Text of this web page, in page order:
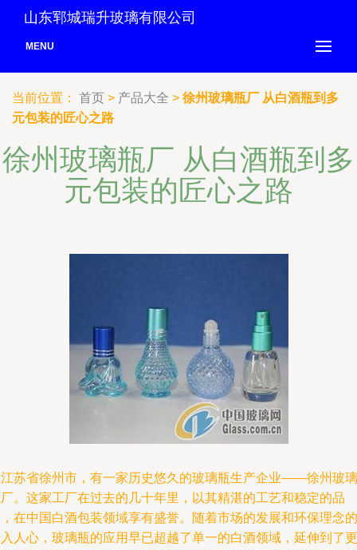
山东郓城瑞升玻璃有限公司
MENU
当前位置： 首页 > 产品大全 > 徐州玻璃瓶厂 从白酒瓶到多
元包装的匠心之路
徐州玻璃瓶厂 从白酒瓶到多
元包装的匠心之路
苏省徐州市，有一家历史悠久的玻璃瓶生产企业——徐州玻璃
。这家工厂在过去的几十年里，以其精湛的工艺和稳定的品
在中国白酒包装领域享有盛誉。随着市场的发展和环保理念的
人心，玻璃瓶的应用早已超越了单一的白酒领域，延伸到了更